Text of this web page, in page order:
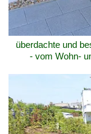
überdachte und
- vom Wohn-